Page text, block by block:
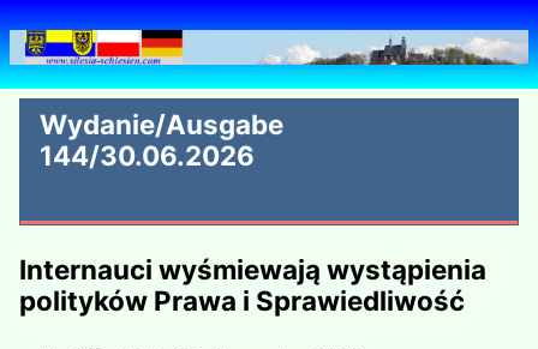
Wydanie/Ausgabe
144/30.06.2026
Internauci wyśmiewają wystąpienia
polityków Prawa i Sprawiedliwość